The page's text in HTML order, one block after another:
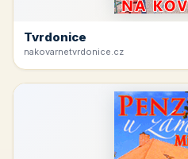
Tvrdonice
nakovarnetvrdonice.cz